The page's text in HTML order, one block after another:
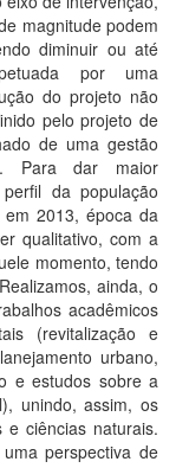
magnitude podem
diminuir ou até
por uma
do projeto não
pelo projeto de
de uma gestão
Para dar maior
da população
2013, época da
qualitativo, com a
momento, tendo
ainda, o
acadêmicos
(revitalização e
urbano,
e estudos sobre a
unindo, assim, os
e ciências naturais.
perspectiva de